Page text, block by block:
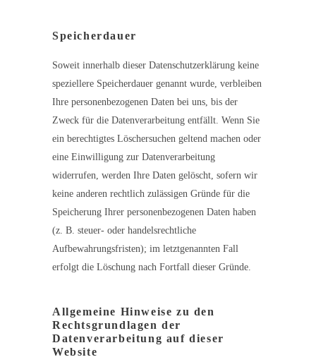
Speicherdauer
Soweit innerhalb dieser Datenschutzerklärung keine
speziellere Speicherdauer genannt wurde, verbleiben
Ihre personenbezogenen Daten bei uns, bis der
Zweck für die Datenverarbeitung entfällt. Wenn Sie
ein berechtigtes Löschersuchen geltend machen oder
eine Einwilligung zur Datenverarbeitung
widerrufen, werden Ihre Daten gelöscht, sofern wir
keine anderen rechtlich zulässigen Gründe für die
Speicherung Ihrer personenbezogenen Daten haben
(z. B. steuer- oder handelsrechtliche
Aufbewahrungsfristen); im letztgenannten Fall
erfolgt die Löschung nach Fortfall dieser Gründe.
Allgemeine Hinweise zu den
Rechtsgrundlagen der
Datenverarbeitung auf dieser
Website